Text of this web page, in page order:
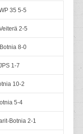
35 5-5
2-5
8-0
1-7
10-2
5-4
Botnia 2-1